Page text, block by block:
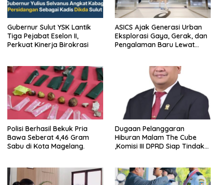
Gubernur Sulut YSK Lantik
Tiga Pejabat Eselon II,
Perkuat Kinerja Birokrasi
ASICS Ajak Generasi Urban
Eksplorasi Gaya, Gerak, dan
Pengalaman Baru Lewat
Polisi Berhasil Bekuk Pria
Bawa Seberat 4,46 Gram
Sabu di Kota Magelang.
Dugaan Pelanggaran
Hiburan Malam The Cube
,Komisi III DPRD Siap Tindak